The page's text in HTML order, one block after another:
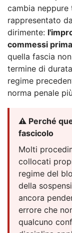
cambia
rappresentato
dirimente:
commessi
quella fascia
termine di
regime
norma penale
⚠️ Perché
fascicolo
Molti
collocati
regime del
della
ancora
errore che
qualcuno